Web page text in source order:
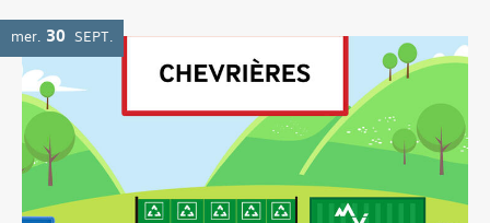
mer. 30 SEPT.